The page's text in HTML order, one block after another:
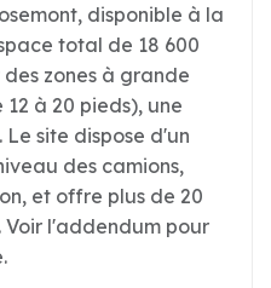
disponible à la
total de 18 600
zones à grande
à 20 pieds), une
Le site dispose d'un
des camions,
et offre plus de 20
Voir l'addendum pour